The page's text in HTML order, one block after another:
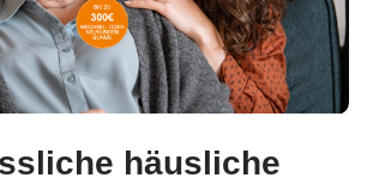
häusliche